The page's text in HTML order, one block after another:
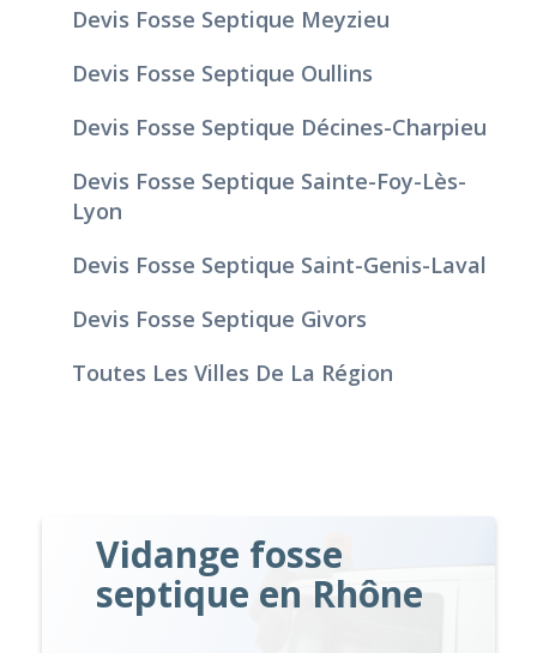
Devis Fosse Septique Meyzieu
Devis Fosse Septique Oullins
Devis Fosse Septique Décines-Charpieu
Devis Fosse Septique Sainte-Foy-Lès-
Lyon
Devis Fosse Septique Saint-Genis-Laval
Devis Fosse Septique Givors
Toutes Les Villes De La Région
Vidange fosse
septique en Rhône